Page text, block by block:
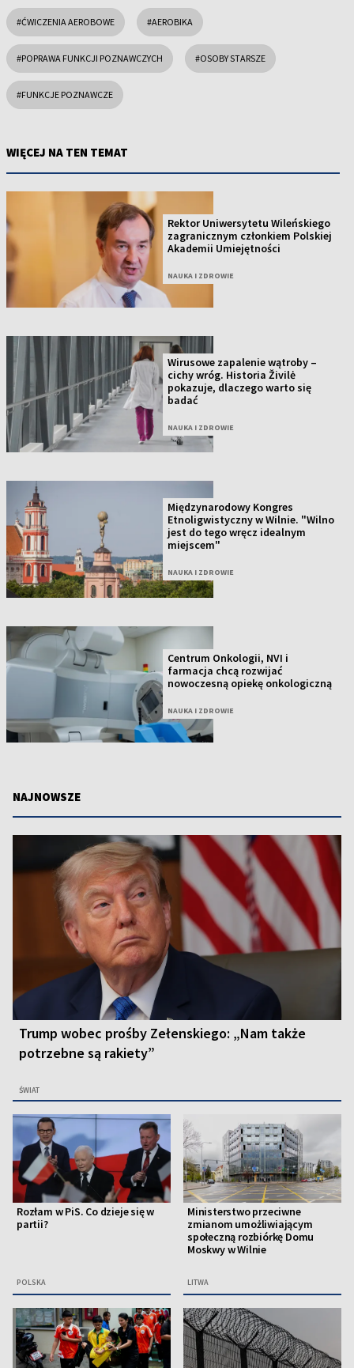
#ĆWICZENIA AEROBOWE #AEROBIKA
#POPRAWA FUNKCJI POZNAWCZYCH #OSOBY STARSZE
#FUNKCJE POZNAWCZE
WIĘCEJ NA TEN TEMAT
Rektor Uniwersytetu Wileńskiego
zagranicznym członkiem Polskiej
Akademii Umiejętności
NAUKA I ZDROWIE
Wirusowe zapalenie wątroby –
cichy wróg. Historia Živilė
pokazuje, dlaczego warto się
badać
NAUKA I ZDROWIE
Międzynarodowy Kongres
Etnoligwistyczny w Wilnie. "Wilno
jest do tego wręcz idealnym
miejscem"
NAUKA I ZDROWIE
Centrum Onkologii, NVI i
farmacja chcą rozwijać
nowoczesną opiekę onkologiczną
NAUKA I ZDROWIE
NAJNOWSZE
Trump wobec prośby Zełenskiego: „Nam także
potrzebne są rakiety”
ŚWIAT
Rozłam w PiS. Co dzieje się w
partii?
POLSKA
Ministerstwo przeciwne
zmianom umożliwiającym
społeczną rozbiórkę Domu
Moskwy w Wilnie
LITWA